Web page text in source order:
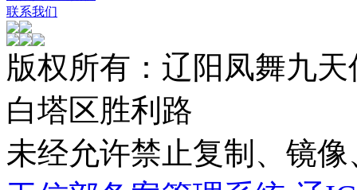
联系我们
版权所有：辽阳凤舞九
白塔区胜利路
未经允许禁止复制、镜